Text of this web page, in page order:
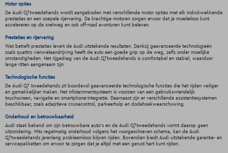
Motor opties
De Audi Q7tweedehands wordt aangeboden met verschillende motor opties met elk indrukwekkende
prestaties en een soepele rijervaring. De krachtige motoren zorgen ervoor dat je moeiteloos kunt
accelereren op de snelweg en ook off-road avonturen kunt beleven.
Prestaties en rijervaring
Wat betreft prestaties levert de Audi uitstekende resultaten. Dankzij geavanceerde technologieën
zoals quattro vierwielaandrijving heeft de auto een goede grip op de weg, zelfs onder moeilijke
omstandigheden. Het rijgedrag van de Audi Q7tweedehands is comfortabel en stabiel, waardoor
lange ritten aangenaam zijn.
Technologische functies
De Audi Q7 tweedehands zit boordevol geavanceerde technologische functies die het rijden veiliger
en gemakkelijker maken. Het infotainmentsysteem is voorzien van een gebruiksvriendelijk
touchscreen, navigatie en smartphone-integratie. Daarnaast zijn er verschillende assistentiesystemen
beschikbaar, zoals adaptieve cruisecontrol, parkeerhulp en dodehoekwaarschuwing.
Onderhoud en betrouwbaarheid
Audi staat bekend om zijn betrouwbare auto's en de Audi Q7tweedehands vormt daarop geen
uitzondering. Mits regelmatig onderhoud volgens het voorgeschreven schema, kan de Audi
Q7tweedehands jarenlang probleemloos blijven rijden. Bovendien biedt Audi uitstekende garantie- en
servicepakketten om ervoor te zorgen dat je altijd met een gerust hart kunt rijden.